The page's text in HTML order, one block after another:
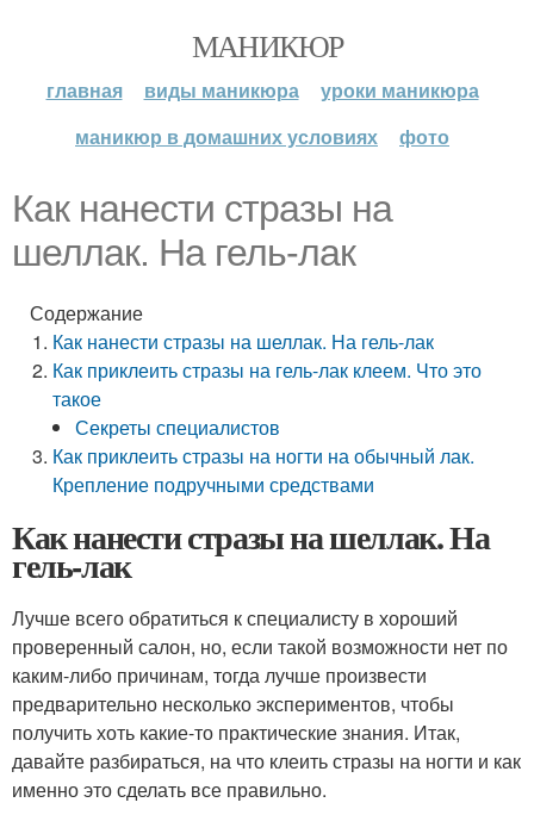
МАНИКЮР
главная виды маникюра
уроки маникюра
маникюр в домашних условиях
фото
Как нанести стразы на
шеллак. На гель-лак
Содержание
Как нанести стразы на шеллак. На гель-лак
Как приклеить стразы на гель-лак клеем. Что это
такое
Секреты специалистов
Как приклеить стразы на ногти на обычный лак.
Крепление подручными средствами
Как нанести стразы на шеллак. На
гель-лак
Лучше всего обратиться к специалисту в хороший
проверенный салон, но, если такой возможности нет по
каким-либо причинам, тогда лучше произвести
предварительно несколько экспериментов, чтобы
получить хоть какие-то практические знания. Итак,
давайте разбираться, на что клеить стразы на ногти и как
именно это сделать все правильно.